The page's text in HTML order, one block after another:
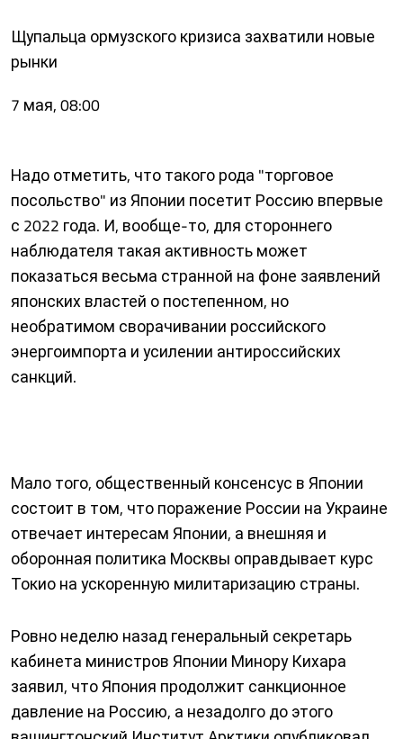
Щупальца ормузского кризиса захватили новые
рынки
7 мая, 08:00
Надо отметить, что такого рода "торговое
посольство" из Японии посетит Россию впервые
с 2022 года. И, вообще-то, для стороннего
наблюдателя такая активность может
показаться весьма странной на фоне заявлений
японских властей о постепенном, но
необратимом сворачивании российского
энергоимпорта и усилении антироссийских
санкций.
Мало того, общественный консенсус в Японии
состоит в том, что поражение России на Украине
отвечает интересам Японии, а внешняя и
оборонная политика Москвы оправдывает курс
Токио на ускоренную милитаризацию страны.
Ровно неделю назад генеральный секретарь
кабинета министров Японии Минору Кихара
заявил, что Япония продолжит санкционное
давление на Россию, а незадолго до этого